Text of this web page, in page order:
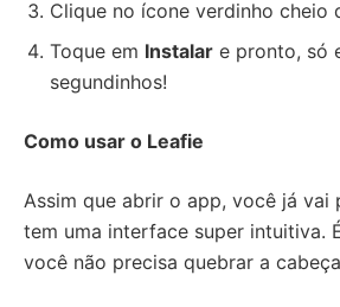
Clique no ícone verdinho cheio
Toque em Instalar e pronto, só
segundinhos!
Como usar o Leafie
Assim que abrir o app, você já vai
tem uma interface super intuitiva.
você não precisa quebrar a